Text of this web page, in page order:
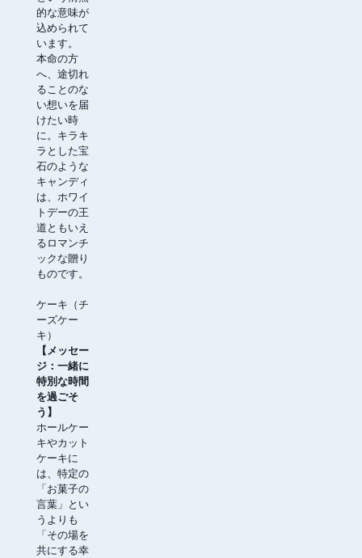
的な意味が
込められて
います。
本命の方
へ、途切れ
ることのな
い想いを届
けたい時
に。キラキ
ラとした宝
石のような
キャンディ
は、ホワイ
トデーの王
道ともいえ
るロマンチ
ックな贈り
ものです。
ケーキ（チ
ーズケー
キ）
【メッセー
ジ：一緒に
特別な時間
を過ごそ
う】
ホールケー
キやカット
ケーキに
は、特定の
「お菓子の
言葉」とい
うよりも
「その場を
共にする幸